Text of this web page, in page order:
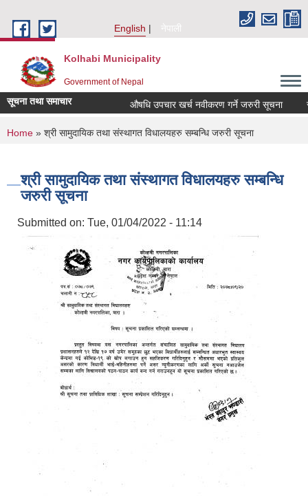
English
नेपाली
Kolhabi Municipality
Government of Nepal
सूचना तथा समाचार औषधि उपचार खर्च नवीकरण गर्ने जरुरी सूचना
You are here
Home » श्री सामुदायिक तथा संस्थागत विधालयहरु सम्बन्धि जरुरी सूचना
श्री सामुदायिक तथा संस्थागत विधालयहरु सम्बन्धि
जरुरी सूचना
Submitted on: Tue, 01/04/2022 - 11:14